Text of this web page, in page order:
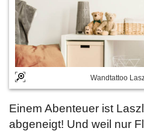
Wandtattoo
Einem Abenteuer ist
abgeneigt! Und weil nur